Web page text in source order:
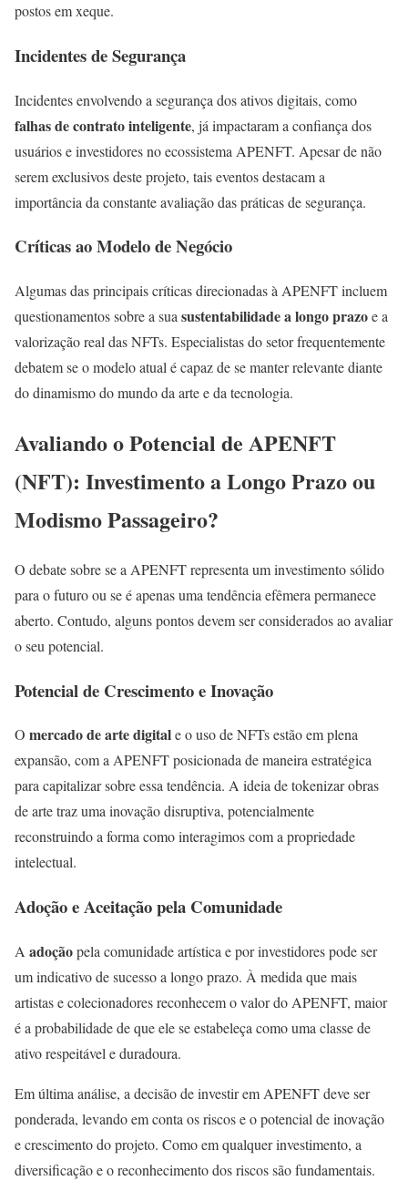
postos em xeque.
Incidentes de Segurança
Incidentes envolvendo a segurança dos ativos digitais, como
falhas de contrato inteligente, já impactaram a confiança dos
usuários e investidores no ecossistema APENFT. Apesar de não
serem exclusivos deste projeto, tais eventos destacam a
importância da constante avaliação das práticas de segurança.
Críticas ao Modelo de Negócio
Algumas das principais críticas direcionadas à APENFT incluem
questionamentos sobre a sua sustentabilidade a longo prazoe a
valorização real das NFTs. Especialistas do setor frequentemente
debatem se o modelo atual é capaz de se manter relevante diante
do dinamismo do mundo da arte e da tecnologia.
Avaliando o Potencial de APENFT
(NFT): Investimento a Longo Prazo ou
Modismo Passageiro?
O debate sobre se a APENFT representa um investimento sólido
para o futuro ou se é apenas uma tendência efêmera permanece
aberto. Contudo, alguns pontos devem ser considerados ao avaliar
o seu potencial.
Potencial de Crescimento e Inovação
O mercado de arte digitale o uso de NFTs estão em plena
expansão, com a APENFT posicionada de maneira estratégica
para capitalizar sobre essa tendência. A ideia de tokenizar obras
de arte traz uma inovação disruptiva, potencialmente
reconstruindo a forma como interagimos com a propriedade
intelectual.
Adoção e Aceitação pela Comunidade
A adoçãopela comunidade artística e por investidores pode ser
um indicativo de sucesso a longo prazo. À medida que mais
artistas e colecionadores reconhecem o valor do APENFT, maior
é a probabilidade de que ele se estabeleça como uma classe de
ativo respeitável e duradoura.
Em última análise, a decisão de investir em APENFT deve ser
ponderada, levando em conta os riscos e o potencial de inovação
e crescimento do projeto. Como em qualquer investimento, a
diversificação e o reconhecimento dos riscos são fundamentais.